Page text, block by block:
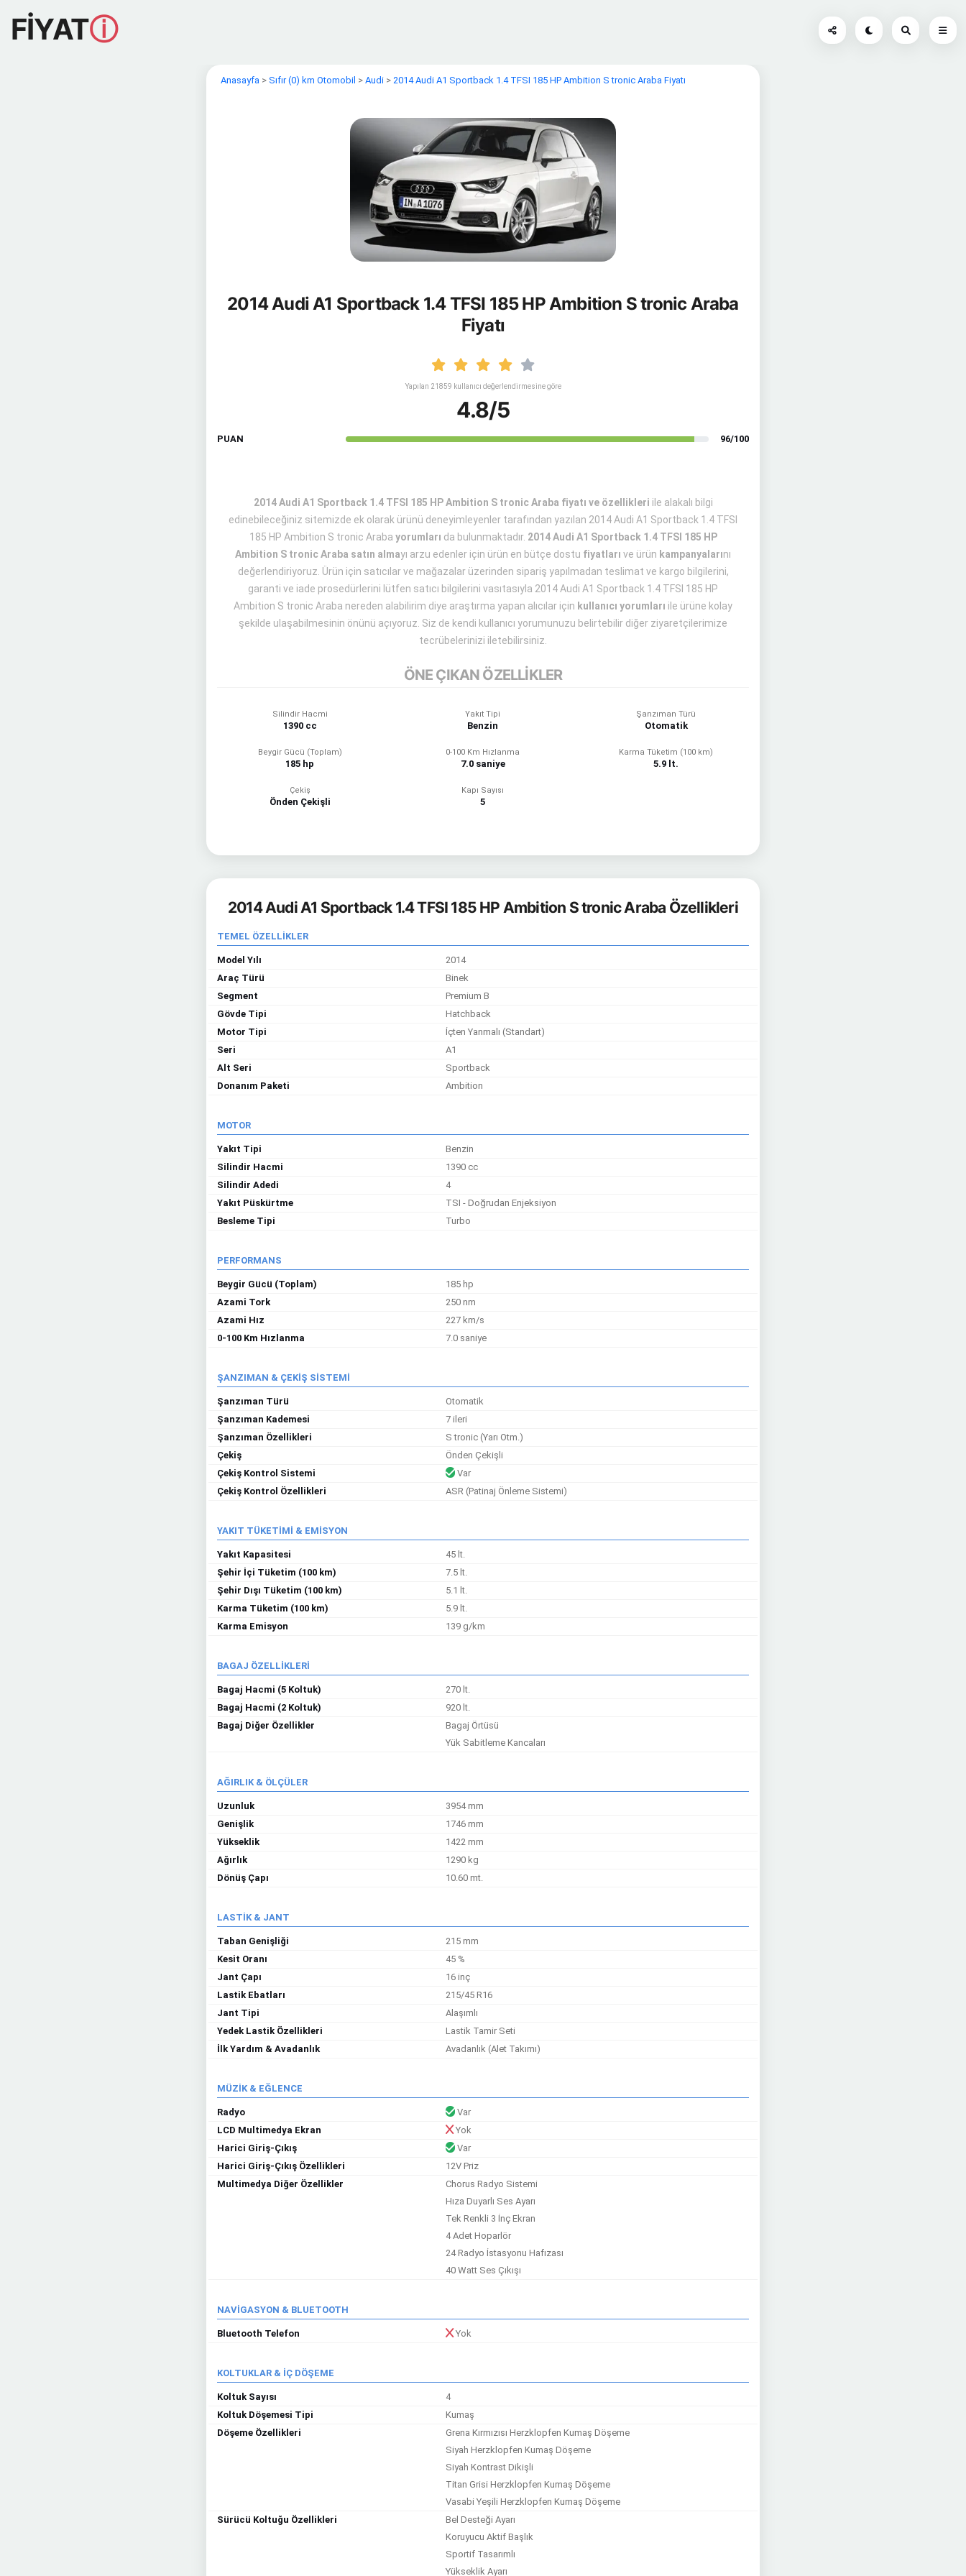
FİYATⓘ
Anasayfa > Sıfır (0) km Otomobil > Audi > 2014 Audi A1 Sportback 1.4 TFSI 185 HP Ambition S tronic Araba Fiyatı
2014 Audi A1 Sportback 1.4 TFSI 185 HP Ambition S tronic Araba
Fiyatı
Yapılan 21859 kullanıcı değerlendirmesine göre
4.8/5
PUAN 96/100
2014 Audi A1 Sportback 1.4 TFSI 185 HP Ambition S tronic Araba fiyatı ve özellikleri ile alakalı bilgi
edinebileceğiniz sitemizde ek olarak ürünü deneyimleyenler tarafından yazılan 2014 Audi A1 Sportback 1.4 TFSI
185 HP Ambition S tronic Araba yorumları da bulunmaktadır. 2014 Audi A1 Sportback 1.4 TFSI 185 HP
Ambition S tronic Araba satın almayı arzu edenler için ürün en bütçe dostu fiyatları ve ürün kampanyalarını
değerlendiriyoruz. Ürün için satıcılar ve mağazalar üzerinden sipariş yapılmadan teslimat ve kargo bilgilerini,
garanti ve iade prosedürlerini lütfen satıcı bilgilerini vasıtasıyla 2014 Audi A1 Sportback 1.4 TFSI 185 HP
Ambition S tronic Araba nereden alabilirim diye araştırma yapan alıcılar için kullanıcı yorumları ile ürüne kolay
şekilde ulaşabilmesinin önünü açıyoruz. Siz de kendi kullanıcı yorumunuzu belirtebilir diğer ziyaretçilerimize
tecrübelerinizi iletebilirsiniz.
ÖNE ÇIKAN ÖZELLİKLER
Silindir Hacmi
1390 cc
Yakıt Tipi
Benzin
Şanzıman Türü
Otomatik
Beygir Gücü (Toplam)
185 hp
0-100 Km Hızlanma
7.0 saniye
Karma Tüketim (100 km)
5.9 lt.
Çekiş
Önden Çekişli
Kapı Sayısı
5
2014 Audi A1 Sportback 1.4 TFSI 185 HP Ambition S tronic Araba Özellikleri
TEMEL ÖZELLİKLER
Model Yılı
2014
Araç Türü
Binek
Segment
Premium B
Gövde Tipi
Hatchback
Motor Tipi
İçten Yanmalı (Standart)
Seri
A1
Alt Seri
Sportback
Donanım Paketi
Ambition
MOTOR
Yakıt Tipi
Benzin
Silindir Hacmi
1390 cc
Silindir Adedi
4
Yakıt Püskürtme
TSI - Doğrudan Enjeksiyon
Besleme Tipi
Turbo
PERFORMANS
Beygir Gücü (Toplam)
185 hp
Azami Tork
250 nm
Azami Hız
227 km/s
0-100 Km Hızlanma
7.0 saniye
ŞANZIMAN & ÇEKİŞ SİSTEMİ
Şanzıman Türü
Otomatik
Şanzıman Kademesi
7 ileri
Şanzıman Özellikleri
S tronic (Yarı Otm.)
Çekiş
Önden Çekişli
Çekiş Kontrol Sistemi
Var
Çekiş Kontrol Özellikleri
ASR (Patinaj Önleme Sistemi)
YAKIT TÜKETİMİ & EMİSYON
Yakıt Kapasitesi
45 lt.
Şehir İçi Tüketim (100 km)
7.5 lt.
Şehir Dışı Tüketim (100 km)
5.1 lt.
Karma Tüketim (100 km)
5.9 lt.
Karma Emisyon
139 g/km
BAGAJ ÖZELLİKLERİ
Bagaj Hacmi (5 Koltuk)
270 lt.
Bagaj Hacmi (2 Koltuk)
920 lt.
Bagaj Diğer Özellikler
Bagaj Örtüsü
Yük Sabitleme Kancaları
AĞIRLIK & ÖLÇÜLER
Uzunluk
3954 mm
Genişlik
1746 mm
Yükseklik
1422 mm
Ağırlık
1290 kg
Dönüş Çapı
10.60 mt.
LASTİK & JANT
Taban Genişliği
215 mm
Kesit Oranı
45 %
Jant Çapı
16 inç
Lastik Ebatları
215/45 R16
Jant Tipi
Alaşımlı
Yedek Lastik Özellikleri
Lastik Tamir Seti
İlk Yardım & Avadanlık
Avadanlık (Alet Takımı)
MÜZİK & EĞLENCE
Radyo
Var
LCD Multimedya Ekran
Yok
Harici Giriş-Çıkış
Var
Harici Giriş-Çıkış Özellikleri
12V Priz
Multimedya Diğer Özellikler
Chorus Radyo Sistemi
Hıza Duyarlı Ses Ayarı
Tek Renkli 3 İnç Ekran
4 Adet Hoparlör
24 Radyo İstasyonu Hafızası
40 Watt Ses Çıkışı
NAVİGASYON & BLUETOOTH
Bluetooth Telefon Yok
KOLTUKLAR & İÇ DÖŞEME
Koltuk Sayısı
4
Koltuk Döşemesi Tipi
Kumaş
Döşeme Özellikleri
Grena Kırmızısı Herzklopfen Kumaş Döşeme
Siyah Herzklopfen Kumaş Döşeme
Siyah Kontrast Dikişli
Titan Grisi Herzklopfen Kumaş Döşeme
Vasabi Yeşili Herzklopfen Kumaş Döşeme
Sürücü Koltuğu Özellikleri
Bel Desteği Ayarı
Koruyucu Aktif Başlık
Sportif Tasarımlı
Yükseklik Ayarı